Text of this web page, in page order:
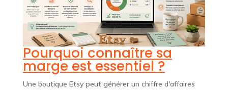
Pourquoi connaître sa
marge est essentiel ?
Une boutique Etsy peut générer un chiffre d'affaires